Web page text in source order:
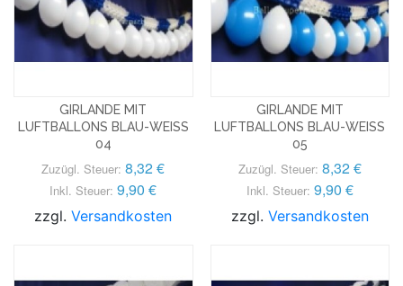
GIRLANDE MIT
LUFTBALLONS BLAU-WEISS
04
Zuzügl. Steuer: 8,32 €
Inkl. Steuer: 9,90 €
zzgl.Versandkosten
GIRLANDE MIT
LUFTBALLONS BLAU-WEISS
05
Zuzügl. Steuer: 8,32 €
Inkl. Steuer: 9,90 €
zzgl. Versandkosten